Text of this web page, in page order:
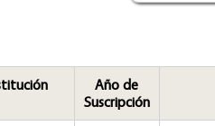
Año de
Suscripción